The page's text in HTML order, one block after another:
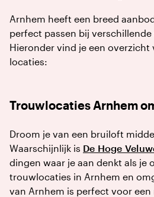
Arnhem heeft een breed
perfect passen bij
Hieronder vind je een overzicht
locaties:
Trouwlocaties Arnhem
Droom je van een bruiloft
Waarschijnlijk is De Hoge
dingen waar je aan denkt als je
trouwlocaties in Arnhem en
van Arnhem is perfect voor